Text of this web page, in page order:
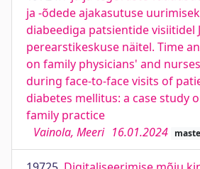
ja -õdede ajakasutuse
diabeediga patsientide visiitidel
perearstikeskuse näitel. Time
on family physicians' and
during face-to-face visits of
diabetes mellitus: a case study
family practice
Vainola, Meeri 16.01.2024